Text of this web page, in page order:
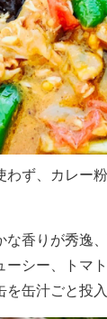
わず、カレー
な香りが秀逸
ーシー、トマ
を缶汁ごと投